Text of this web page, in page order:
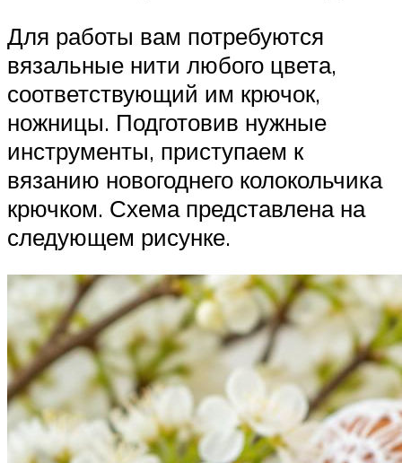
Для работы вам потребуются
вязальные нити любого цвета,
соответствующий им крючок,
ножницы. Подготовив нужные
инструменты, приступаем к
вязанию новогоднего колокольчика
крючком. Схема представлена на
следующем рисунке.